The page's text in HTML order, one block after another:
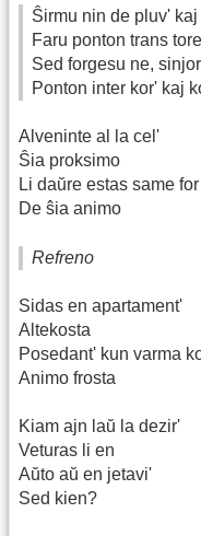
Ŝirmu nin de pluv' kaj
Faru ponton trans
Sed forgesu ne,
Ponton inter kor' kaj
Alveninte al la cel'
Ŝia proksimo
Li daŭre estas same for
De ŝia animo
Refreno
Sidas en apartament'
Altekosta
Posedant' kun varma
Animo frosta
Kiam ajn laŭ la dezir'
Veturas li en
Aŭto aŭ en jetavi'
Sed kien?